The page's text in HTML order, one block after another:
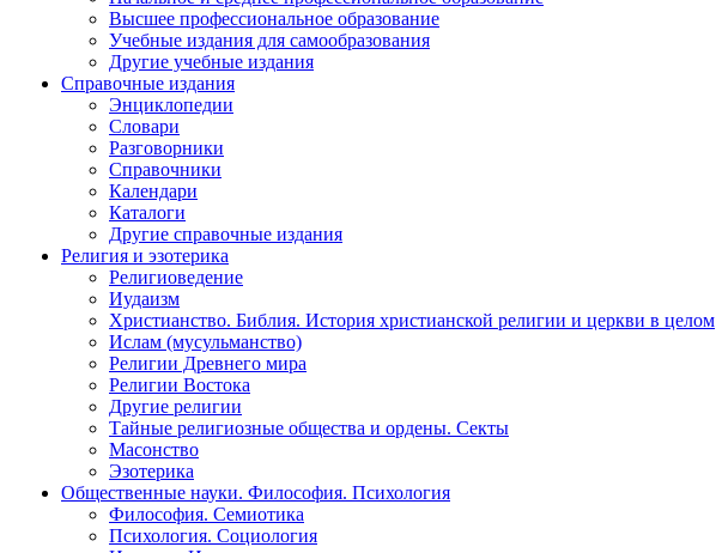
Высшее профессиональное образование
Учебные издания для самообразования
Другие учебные издания
Справочные издания
Энциклопедии
Словари
Разговорники
Справочники
Календари
Каталоги
Другие справочные издания
Религия и эзотерика
Религиоведение
Иудаизм
Христианство. Библия. История христианской религии и церкви в целом
Ислам (мусульманство)
Религии Древнего мира
Религии Востока
Другие религии
Тайные религиозные общества и ордены. Секты
Масонство
Эзотерика
Общественные науки. Философия. Психология
Философия. Семиотика
Психология. Социология